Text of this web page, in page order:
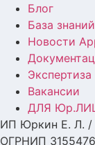
Блог
База знаний
Новости
Экспертиза
Вакансии
ДЛЯ
ИП Юркин Е. Л. /
ОГРНИП